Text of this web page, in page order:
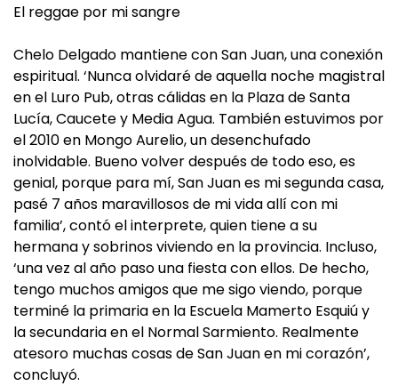
El reggae por mi sangre
Chelo Delgado mantiene con San Juan, una conexión
espiritual. ‘Nunca olvidaré de aquella noche magistral
en el Luro Pub, otras cálidas en la Plaza de Santa
Lucía, Caucete y Media Agua. También estuvimos por
el 2010 en Mongo Aurelio, un desenchufado
inolvidable. Bueno volver después de todo eso, es
genial, porque para mí, San Juan es mi segunda casa,
pasé 7 años maravillosos de mi vida allí con mi
familia’, contó el interprete, quien tiene a su
hermana y sobrinos viviendo en la provincia. Incluso,
‘una vez al año paso una fiesta con ellos. De hecho,
tengo muchos amigos que me sigo viendo, porque
terminé la primaria en la Escuela Mamerto Esquiú y
la secundaria en el Normal Sarmiento. Realmente
atesoro muchas cosas de San Juan en mi corazón’,
concluyó.